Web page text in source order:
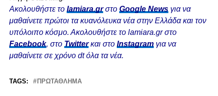
Ακολουθήστε το lamiara.grστο Google Newsγια να
μαθαίνετε πρώτοι τα κυανόλευκα νέα στην Ελλάδα και τον
υπόλοιπο κόσμο. Ακολουθήστε το lamiara.gr στο
Facebook, στο Twitterκαι στο Instagram για να
μαθαίνετε σε χρόνο dt όλα τα νέα.
TAGS: ΠΡΩΤΆΘΛΗΜΑ